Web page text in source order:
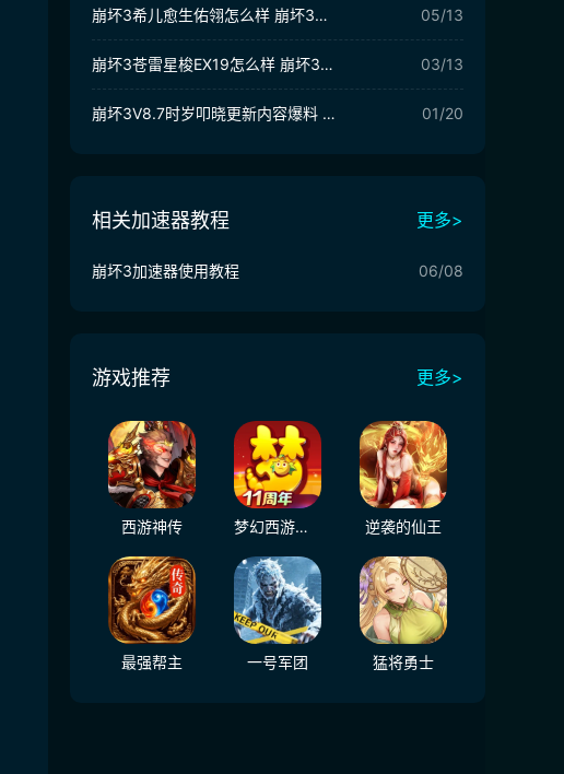
崩坏3希儿愈生佑翎怎么样 崩坏3希儿愈生佑翎介绍 05/13
崩坏3苍雷星梭EX19怎么样 崩坏3苍雷星梭EX19强度分析 03/13
崩坏3V8.7时岁叩晓更新内容爆料 崩坏3V8.7版本活动介绍 01/20
相关加速器教程 更多>
崩坏3加速器使用教程 06/08
游戏推荐 更多>
西游神传 梦幻西游（大陆服） 逆袭的仙王
最强帮主 一号军团 猛将勇士